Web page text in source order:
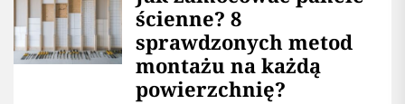
ścienne? 8
sprawdzonych metod
montażu na każdą
powierzchnię?